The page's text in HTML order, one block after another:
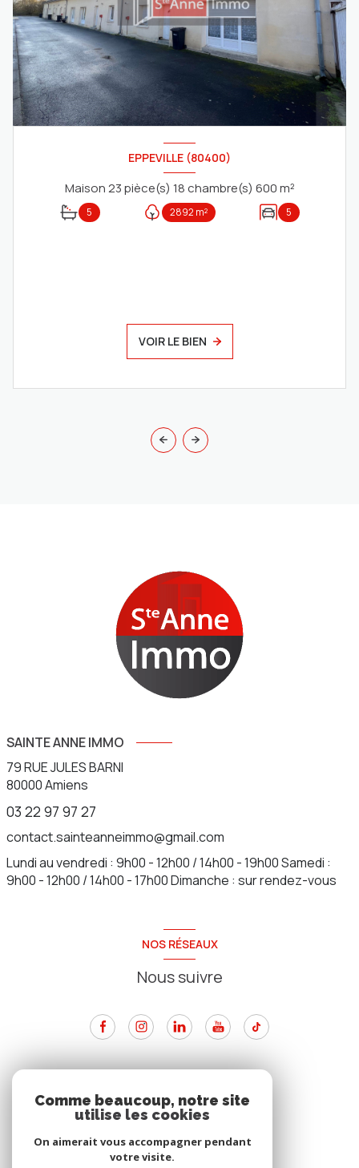
EPPEVILLE (80400)
Maison 23 pièce(s) 18 chambre(s) 600 m²
5 2892 m² 5
VOIR LE BIEN
SAINTE ANNE IMMO
79 RUE JULES BARNI
80000Amiens
03 22 97 97 27
contact.sainteanneimmo@gmail.com
Lundi au vendredi : 9h00 - 12h00 / 14h00 - 19h00 Samedi :
9h00 - 12h00 / 14h00 - 17h00 Dimanche : sur rendez-vous
NOS RÉSEAUX
Nous suivre
Nous adhérons
Comme beaucoup, notre site
utilise les cookies
On aimerait vous accompagner pendant
votre visite.